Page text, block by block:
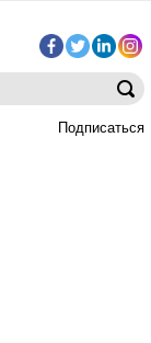
Подписаться